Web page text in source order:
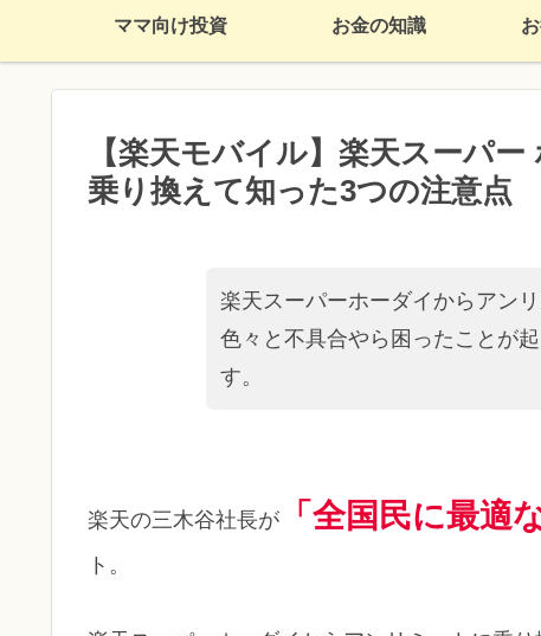
ママ向け投資 お金の知識
【楽天モバイル】楽天スーパ
乗り換えて知った3つの注意点
楽天スーパーホーダイからアン
色々と不具合やら困ったことが
す。
楽天の三木谷社長が 「全国民に最適
ト。